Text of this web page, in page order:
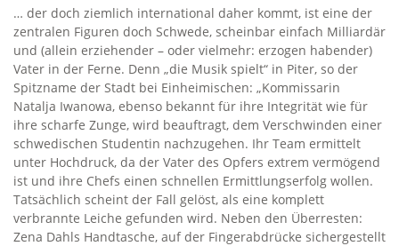
… der doch ziemlich international daher kommt, ist eine der
zentralen Figuren doch Schwede, scheinbar einfach Milliardär
und (allein erziehender – oder vielmehr: erzogen habender)
Vater in der Ferne. Denn „die Musik spielt“ in Piter, so der
Spitzname der Stadt bei Einheimischen: „Kommissarin
Natalja Iwanowa, ebenso bekannt für ihre Integrität wie für
ihre scharfe Zunge, wird beauftragt, dem Verschwinden einer
schwedischen Studentin nachzugehen. Ihr Team ermittelt
unter Hochdruck, da der Vater des Opfers extrem vermögend
ist und ihre Chefs einen schnellen Ermittlungserfolg wollen.
Tatsächlich scheint der Fall gelöst, als eine komplett
verbrannte Leiche gefunden wird. Neben den Überresten:
Zena Dahls Handtasche, auf der Fingerabdrücke sichergestellt